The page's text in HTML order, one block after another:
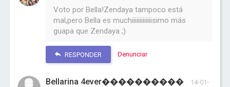
Voto por Bella!Zendaya tampoco está
mal,pero Bella es muchiiiiiiiiiiiiisimo más
guapa que Zendaya ;)
RESPONDER Denunciar
Bellarina 4ever����������
14-01-